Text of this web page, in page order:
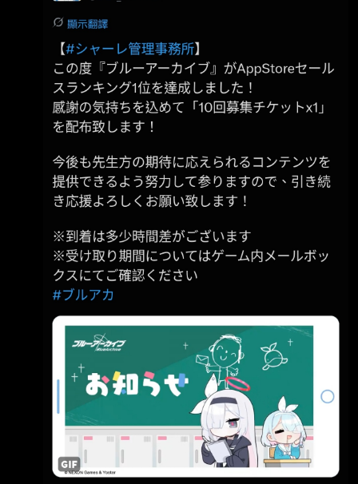
織、泳裝日和 (這次比較特殊限池是排在Fes之後
https://i.imgur.com/dSvyMsy.jpeg 制服明日奈、
聖亞 https://i.imgur.com/JeMhcXs.jpeg 泳裝蓮
實、泳裝聖亞 https://i.imgur.com/fGAaQsW.jpe